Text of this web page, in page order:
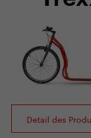
Detail des